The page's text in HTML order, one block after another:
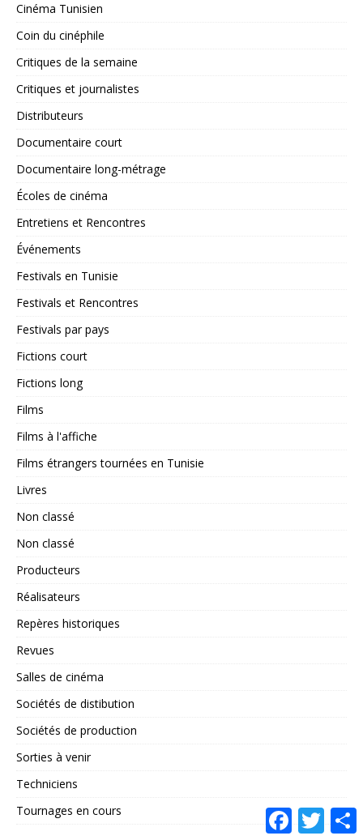
Cinéma Tunisien
Coin du cinéphile
Critiques de la semaine
Critiques et journalistes
Distributeurs
Documentaire court
Documentaire long-métrage
Écoles de cinéma
Entretiens et Rencontres
Événements
Festivals en Tunisie
Festivals et Rencontres
Festivals par pays
Fictions court
Fictions long
Films
Films à l'affiche
Films étrangers tournées en Tunisie
Livres
Non classé
Non classé
Producteurs
Réalisateurs
Repères historiques
Revues
Salles de cinéma
Sociétés de distibution
Sociétés de production
Sorties à venir
Techniciens
Tournages en cours
T